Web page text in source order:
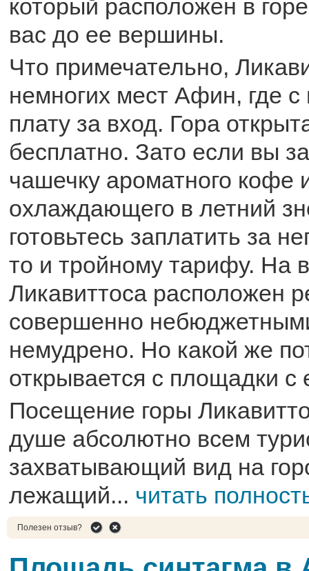
который расположен в
вас до ее вершины.
Что примечательно,
немногих мест Афин, где с
плату за вход. Гора
бесплатно. Зато если вы
чашечку ароматного кофе
охлаждающего в летний
готовьтесь заплатить за
то и тройному тарифу. На
Ликавиттоса расположен
совершенно
немудрено. Но какой же
открывается с площадки с
Посещение горы
душе абсолютно всем
захватывающий вид на
лежащий... читать
Полезен отзыв?